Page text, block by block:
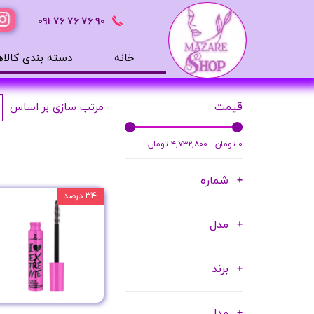
٩٠ ٧۶ ٧۶ ٧۶ ٠٩١
خانه دسته بندی
محصولات بهداشتی
ضد آفتاب
بالم لب
مرطوب کننده
سرم های پوستی
قیمت
۰ تومان - ۴,۷۳۲,۸۰۰ تومان
شماره
مدل
برند
مرتب سازی بر اساس
۳۴ درصد